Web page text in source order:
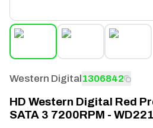
Western Digital1306842
HD Western Digital Red
SATA 3 7200RPM -